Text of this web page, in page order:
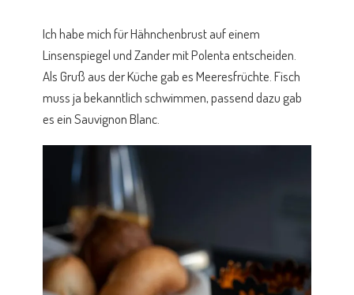
Ich habe mich für Hähnchenbrust auf einem
Linsenspiegel und Zander mit Polenta entscheiden.
Als Gruß aus der Küche gab es Meeresfrüchte. Fisch
muss ja bekanntlich schwimmen, passend dazu gab
es ein Sauvignon Blanc.